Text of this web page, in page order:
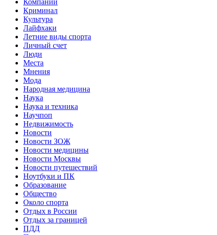
Криминал
Культура
Лайфхаки
Летние виды спорта
Личный счет
Люди
Места
Мнения
Мода
Народная медицина
Наука
Наука и техника
Научпоп
Недвижимость
Новости
Новости ЗОЖ
Новости медицины
Новости Москвы
Новости путешествий
Ноутбуки и ПК
Образование
Общество
Около спорта
Отдых в России
Отдых за границей
ПДД